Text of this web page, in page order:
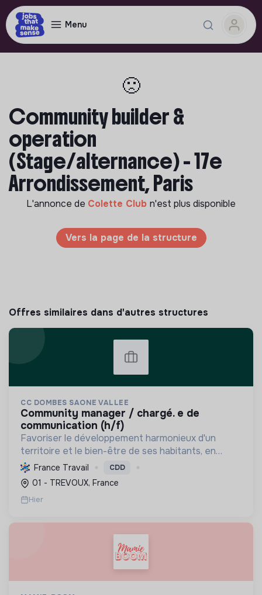
Menu
🙁
Community builder &
operation
(Stage/alternance) - 17e
Arrondissement, Paris
L'annonce de Colette Club n'est plus disponible
Vers la page de la structure
Offres similaires dans d'autres structures
CC DOMBES SAONE VALLEE
community manager / chargé. e de
communication (h/f)
Favoriser le développement harmonieux d'un
territoire et le bien-être de ses habitants, en
mutualisant les moyens et en conduisant des
projets pour l'avenir, incluant la transition
écologique et socia...
France Travail CDD
01 - TREVOUX, France
Hier